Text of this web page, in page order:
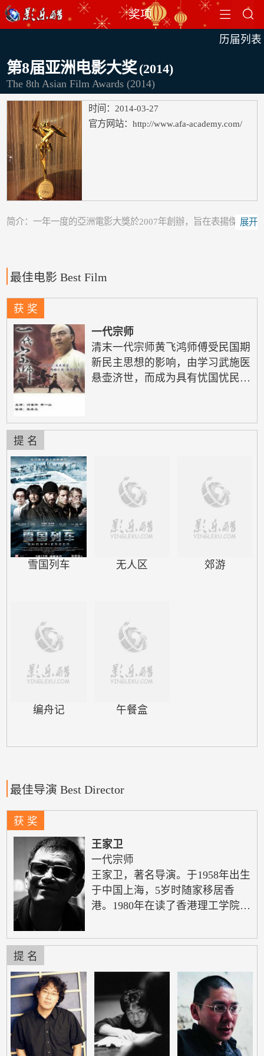
 
奖项
第8届亚洲电影大奖 (2014)
The 8th Asian Film Awards (2014)
历届列表
时间： 2014-03-27
官方网站：http://www.afa-academy.com/
简介：一年一度的亞洲電影大獎於2007年創辦，旨在表揚傑出的
年度成績卓越的電影作品和電影工作者，吸引世界各地媒體出席
及報導當晚盛況，彰顯大獎在區內的廣泛代表性。
展开
最佳电影 Best Film
获 奖
一代宗师
清末一代宗师黄飞鸿师傅受民国期
新民主思想的影响，由学习武施医
悬壶济世，而成为具有忧国忧民思
反，众百姓纷纷起义。一天，以何
窝藏叛 党、图谋造反为名，将黄
师傅抓走 ... ，为救黄师傅，从徒
弟潜入了关帝厅总部，在此发现了
一批被装在木箱内的劳工。突然，
提 名
雪国列车 无人区 郊游
编舟记 午餐盒
最佳导演 Best Director
获 奖
王家卫
一代宗师
王家卫，著名导演。于1958年出生
于中国上海，5岁时随家移居香
港。1980年在读了香港理工学院美
读，进入电视广播有限公司导演训
港著名媒体人甘国亮的垂青，获得
大量戏剧创作机会，因此王家卫一
直视甘国亮为恩师。1982年离开电
视台，投身电影圈任编剧。1980年
代王家卫共写过13个电影剧本，凭
提 名